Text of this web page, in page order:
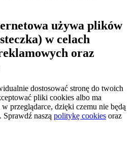
używa plików
w celach
oraz
dostosować stronę do twoich
pliki cookies albo ma
przeglądarce, dzięki czemu nie będą
Sprawdź naszą politykę cookies oraz